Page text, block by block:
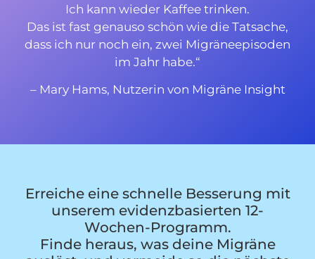
Ich kann wieder Kaffee trinken.
Das ist fast genauso schön wie die Tatsache,
dass ich nur noch ein, zwei Migräneepisoden
im Jahr habe.“
– Mary Hams, Nutzerin von Migräne Insight
Erreiche eine schnelle Besserung mit
unserem evidenzbasierten 12-
Wochen-Programm.
Finde heraus, was deine Migräne